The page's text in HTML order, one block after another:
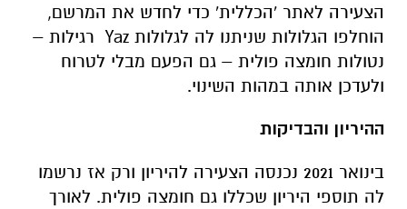
הצעירה לאתר 'הכללית' כדי לחדש את המרשם,
הוחלפו הגלולות שניתנו לה לגלולות Yaz רגילות –
נטולות חומצה פולית – גם הפעם מבלי לטרוח
ולעדכן אותה במהות השינוי.
ההיריון והבדיקות
בינואר 2021 נכנסה הצעירה להיריון ורק אז נרשמו
לה תוספי היריון שכללו גם חומצה פולית. לאורך